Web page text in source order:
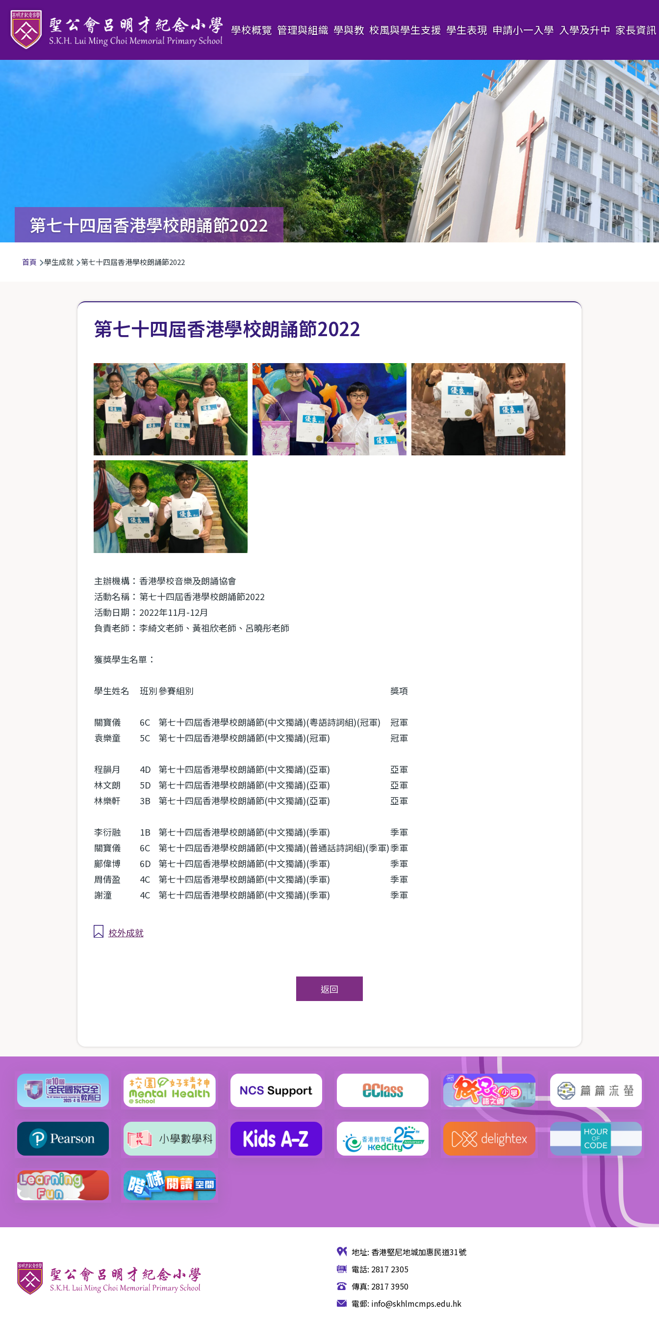
移至主內容 Main
navigation
學校概覽 管理與組織 學與教 校風與學生支援 學生表現 申請小一入學 入學及升中 家長資訊
第七十四屆香港學校朗誦節2022
航
首頁 學生成就 第七十四屆香港學校朗誦節2022
第七十四屆香港學校朗誦節2022
主辦機構： 香港學校音樂及朗誦協會
活動名稱： 第七十四屆香港學校朗誦節2022
活動日期： 2022年11月-12月
負責老師： 李綺文老師、黃祖欣老師、呂曉彤老師
獲獎學生名單：
學生姓名 班別參賽組別 獎項
關寶儀 6C 第七十四屆香港學校朗誦節(中文獨誦)(粵語詩詞組)(冠軍)
冠軍
袁樂童
5C 第七十四屆香港學校朗誦節(中文獨誦)(冠軍) 冠軍
程韻月 4D 第七十四屆香港學校朗誦節(中文獨誦)(亞軍)
亞軍
林文朗
5D 第七十四屆香港學校朗誦節(中文獨誦)(亞軍)
亞軍
林樂軒
3B 第七十四屆香港學校朗誦節(中文獨誦)(亞軍) 亞軍
李衍融 1B 第七十四屆香港學校朗誦節(中文獨誦)(季軍)
季軍
關寶儀
6C 第七十四屆香港學校朗誦節(中文獨誦)(普通話詩詞組)(季軍)季軍
鄺偉博
6D 第七十四屆香港學校朗誦節(中文獨誦)(季軍)
季軍
周倩盈
4C 第七十四屆香港學校朗誦節(中文獨誦)(季軍)
季軍
謝潼
4C 第七十四屆香港學校朗誦節(中文獨誦)(季軍) 季軍
校外成就
返回
地址: 香港堅尼地城加惠民道31號
電話: 2817 2305
傳真: 2817 3950
電郵: info@skhlmcmps.edu.hk